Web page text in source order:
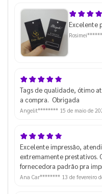
Excelente
Tags de qualidade, ótimo
a compra. Obrigada
Angelit******** 15 de maio de
Excelente impressão,
extremamente prestativos.
fornecedora padrão pra
Ana Car******** 13 de fevereiro